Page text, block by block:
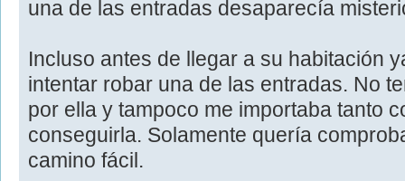
una de las entradas desaparecía
Incluso antes de llegar a su habitación
intentar robar una de las entradas. No
por ella y tampoco me importaba tanto
conseguirla. Solamente quería
camino fácil.